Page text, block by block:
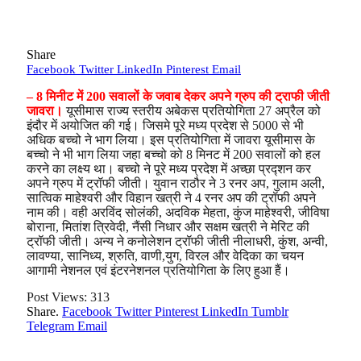
Share
Facebook Twitter LinkedIn Pinterest Email
– 8 मिनीट में 200 सवालों के जवाब देकर अपने ग्रुप की ट्राफी जीती
जावरा। यूसीमास राज्य स्तरीय अबेकस प्रतियोगिता 27 अप्रैल को
इंदौर में अयोजित की गई। जिसमे पूरे मध्य प्रदेश से 5000 से भी
अधिक बच्चो ने भाग लिया। इस प्रतियोगिता में जावरा यूसीमास के
बच्चो ने भी भाग लिया जहा बच्चो को 8 मिनट में 200 सवालों को हल
करने का लक्ष्य था। बच्चो ने पूरे मध्य प्रदेश में अच्छा प्रद्शन कर
अपने ग्रुप में ट्रॉफी जीती। युवान राठौर ने 3 रनर अप, गुलाम अली,
सात्विक माहेश्वरी और विहान खत्री ने 4 रनर अप की ट्रॉफी अपने
नाम की। वही अरविंद सोलंकी, अदविक मेहता, कुंज माहेश्वरी, जीविषा
बोराना, मितांश त्रिवेदी, नैंसी निधार और सक्षम खत्री ने मेरिट की
ट्रॉफी जीती। अन्य ने कनोलेशन ट्रॉफी जीती नीलाधरी, कुंश, अन्वी,
लावण्या, सानिध्य, श्रुति, वाणी,युग, विरल और वेदिका का चयन
आगामी नेशनल एवं इंटरनेशनल प्रतियोगिता के लिए हुआ हैं।
Post Views: 313
Share. Facebook Twitter Pinterest LinkedIn Tumblr
Telegram Email